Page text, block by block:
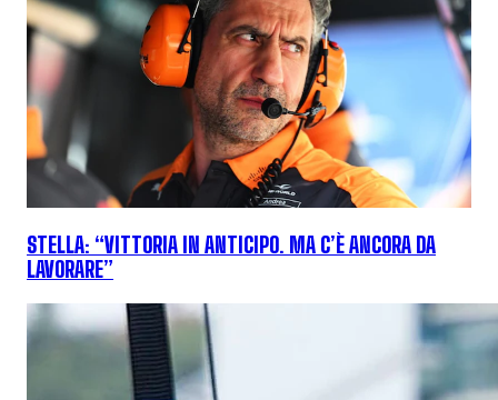
STELLA: “VITTORIA IN ANTICIPO. MA C’È ANCORA DA
LAVORARE”